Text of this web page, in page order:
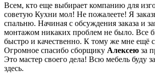
Всем, кто еще выбирает компанию для
советую Кухни мол! Не пожалеете! Я
спальню. Начиная с обсуждения заказа и
монтажом никаких проблем не было. Все
быстро и качественно. К тому же мне ещё
Огромное спасибо сборщику Алексею за
Это мастер своего дела! Всю мебель буду
здесь.